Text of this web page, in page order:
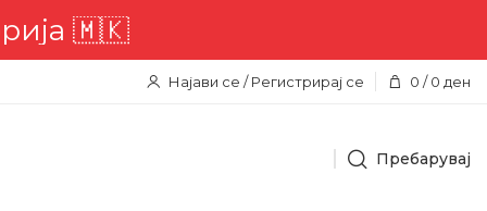
🇲🇰
Најави се / Регистрирај се 0 / 0 ден
Пребарувај